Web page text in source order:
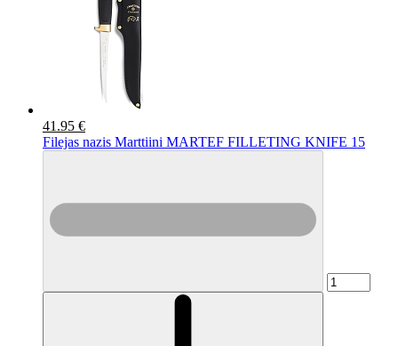
41.95 €
Filejas nazis Marttiini MARTEF FILLETING KNIFE 15